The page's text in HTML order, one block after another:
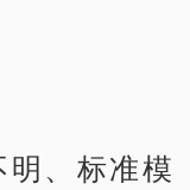
、标准模